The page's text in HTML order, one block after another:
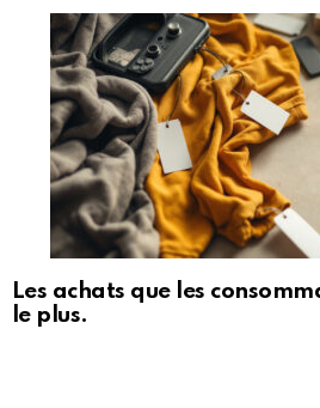
Les achats que les
le plus.